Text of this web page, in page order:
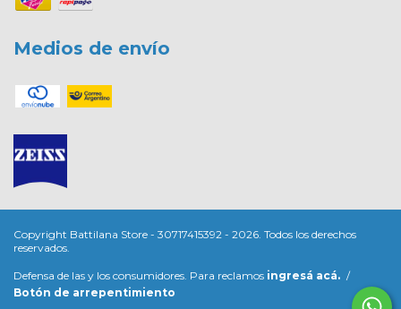
Medios de envío
Copyright Battilana Store - 30717415392 - 2026. Todos los derechos
reservados.
Defensa de las y los consumidores. Para reclamos ingresá acá. /
Botón de arrepentimiento